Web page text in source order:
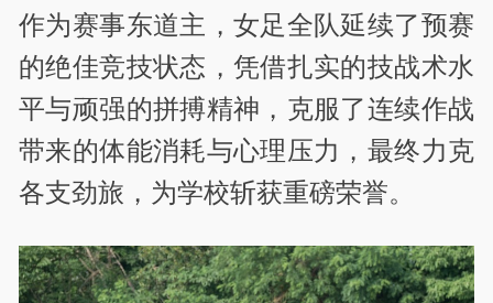
作为赛事东道主，女足全队延续了预赛
的绝佳竞技状态，凭借扎实的技战术水
平与顽强的拼搏精神，克服了连续作战
带来的体能消耗与心理压力，最终力克
各支劲旅，为学校斩获重磅荣誉。